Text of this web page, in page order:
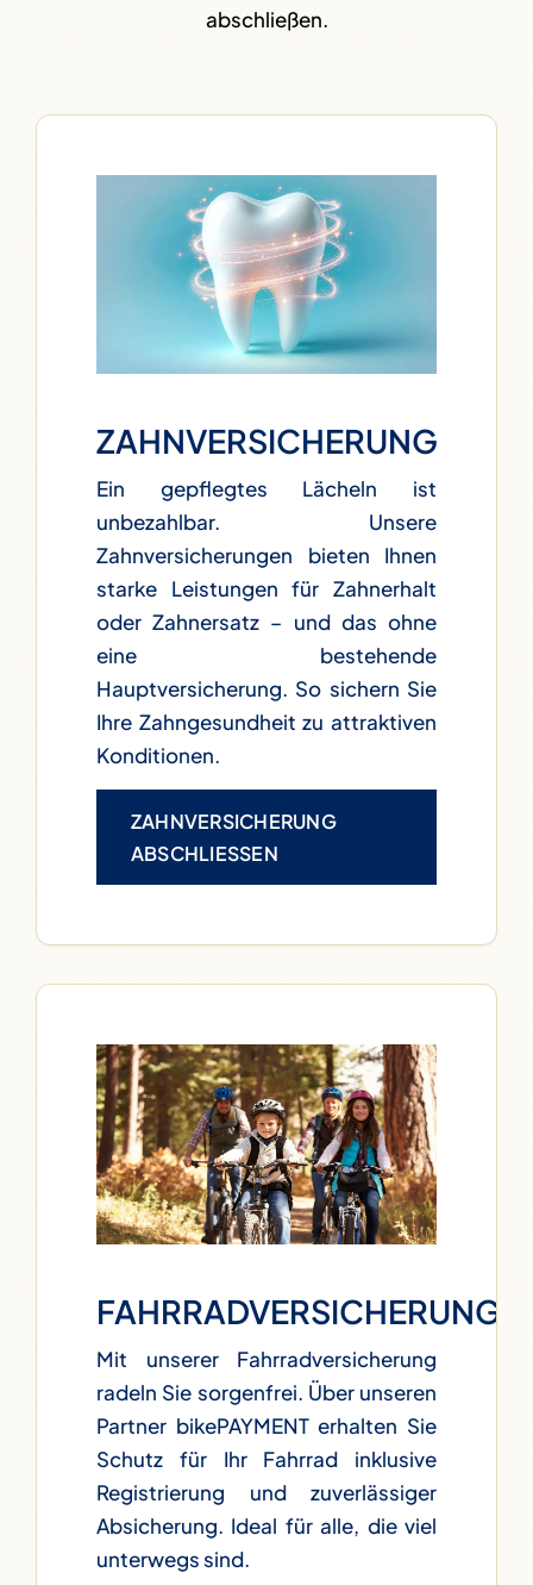
abschließen.
ZAHNVERSICHERUNG
Ein gepflegtes Lächeln ist
unbezahlbar. Unsere
Zahnversicherungen bieten Ihnen
starke Leistungen für Zahnerhalt
oder Zahnersatz – und das ohne
eine bestehende
Hauptversicherung. So sichern Sie
Ihre Zahngesundheit zu attraktiven
Konditionen.
ZAHNVERSICHERUNG
ABSCHLIESSEN
FAHRRADVERSICHERUNG
Mit unserer Fahrradversicherung
radeln Sie sorgenfrei. Über unseren
Partner bikePAYMENT erhalten Sie
Schutz für Ihr Fahrrad inklusive
Registrierung und zuverlässiger
Absicherung. Ideal für alle, die viel
unterwegs sind.